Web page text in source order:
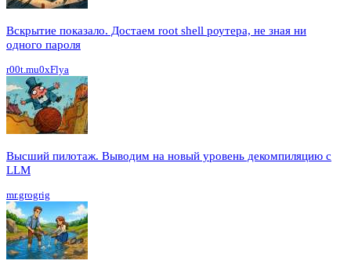
Вскрытие показало. Достаем root shell роутера, не зная ни
одного пароля
r00t.mu0xFlya
Высший пилотаж. Выводим на новый уровень декомпиляцию с
LLM
mr.grogrig